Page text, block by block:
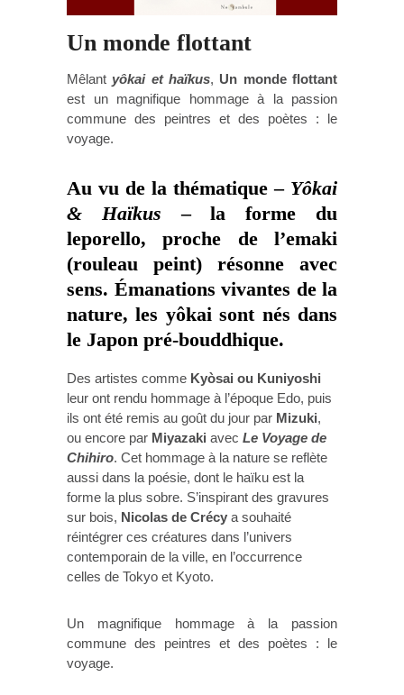
Un monde flottant
Mêlant yôkai et haïkus, Un monde flottant
est un magnifique hommage à la passion
commune des peintres et des poètes : le
voyage.
Au vu de la thématique – Yôkai
& Haïkus – la forme du
leporello, proche de l’emaki
(rouleau peint) résonne avec
sens. Émanations vivantes de la
nature, les yôkaisont nés dans
le Japon pré-bouddhique.
Des artistes comme Kyòsai ou Kuniyoshi
leur ont rendu hommage à l’époque Edo, puis
ils ont été remis au goût du jour par Mizuki,
ou encore par Miyazaki avec Le Voyage de
Chihiro. Cet hommage à la nature se reflète
aussi dans la poésie, dont le haïku est la
forme la plus sobre. S’inspirant des gravures
sur bois, Nicolas de Crécy a souhaité
réintégrer ces créatures dans l’univers
contemporain de la ville, en l’occurrence
celles de Tokyo et Kyoto.
Un magnifique hommage à la passion
commune des peintres et des poètes : le
voyage.